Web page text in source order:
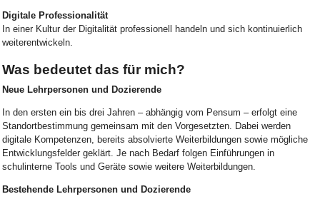
Digitale Professionalität
In einer Kultur der Digitalität professionell handeln und sich kontinuierlich
weiterentwickeln.
Was bedeutet das für mich?
Neue Lehrpersonen und Dozierende
In den ersten ein bis drei Jahren – abhängig vom Pensum – erfolgt eine
Standortbestimmung gemeinsam mit den Vorgesetzten. Dabei werden
digitale Kompetenzen, bereits absolvierte Weiterbildungen sowie mögliche
Entwicklungsfelder geklärt. Je nach Bedarf folgen Einführungen in
schulinterne Tools und Geräte sowie weitere Weiterbildungen.
Bestehende Lehrpersonen und Dozierende